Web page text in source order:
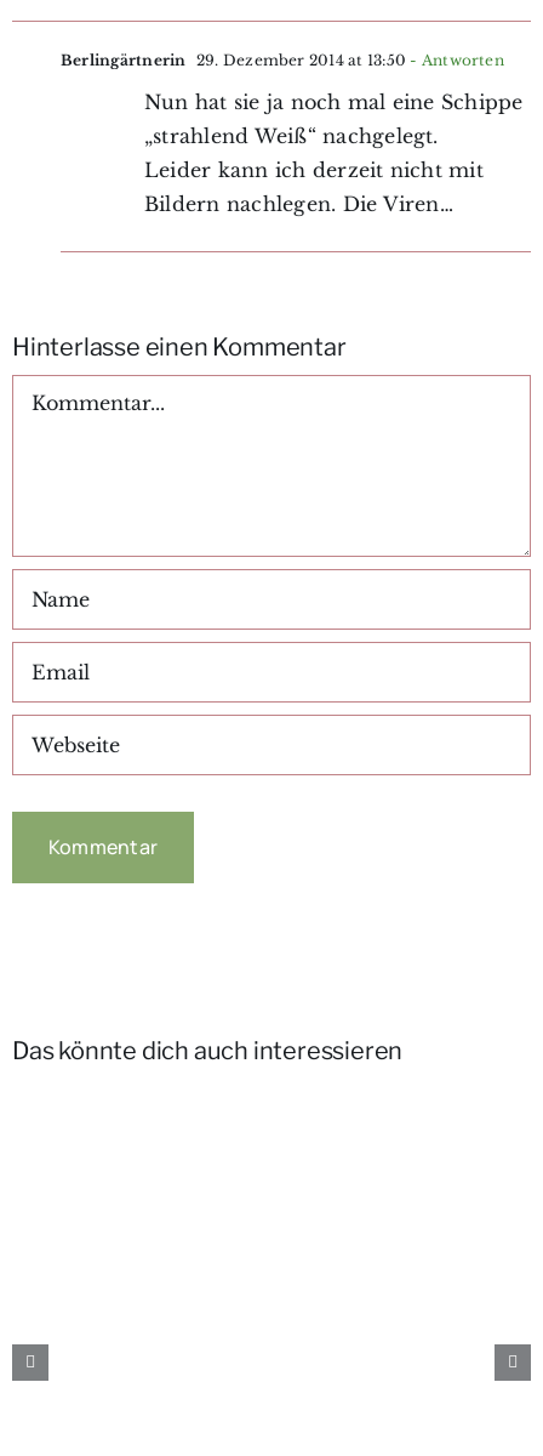
Berlingärtnerin 29. Dezember 2014 at 13:50 - Antworten
Nun hat sie ja noch mal eine Schippe
„strahlend Weiß“ nachgelegt.
Leider kann ich derzeit nicht mit
Bildern nachlegen. Die Viren…
Hinterlasse einen Kommentar
Kommentar
Das könnte dich auch interessieren